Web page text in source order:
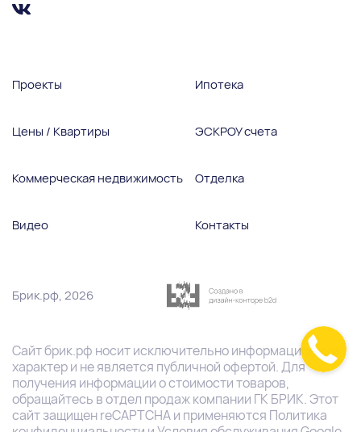
Проекты
Цены / Квартиры
Коммерческая недвижимость
Видео
Ипотека
ЭСКРОУ счета
Отделка
Контакты
Брик.рф, 2026
Сайтбрик.pф носит исключительно информационный
характер и не является публичной офертой. Для
получения информации о стоимости товаров,
обращайтесь в отдел продаж компании ГК БРИК. Этот
сайт защищен reCAPTCHA и применяются Политика